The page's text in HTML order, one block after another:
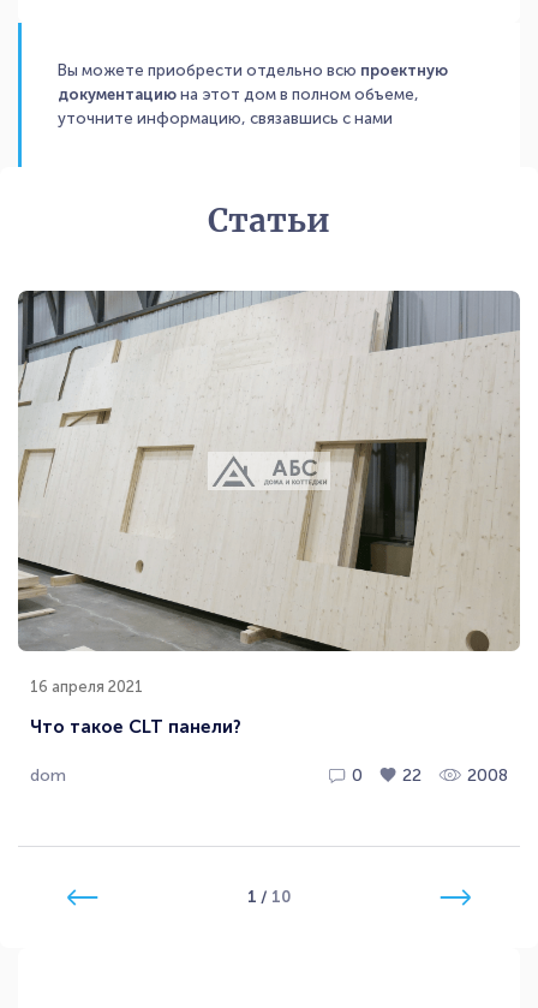
Вы можете приобрести отдельно всю проектную
документацию на этот дом в полном объеме,
уточните информацию, связавшись с нами
Статьи
16 апреля 2021
Что такое CLT панели?
dom 0 22 2008
1 / 10